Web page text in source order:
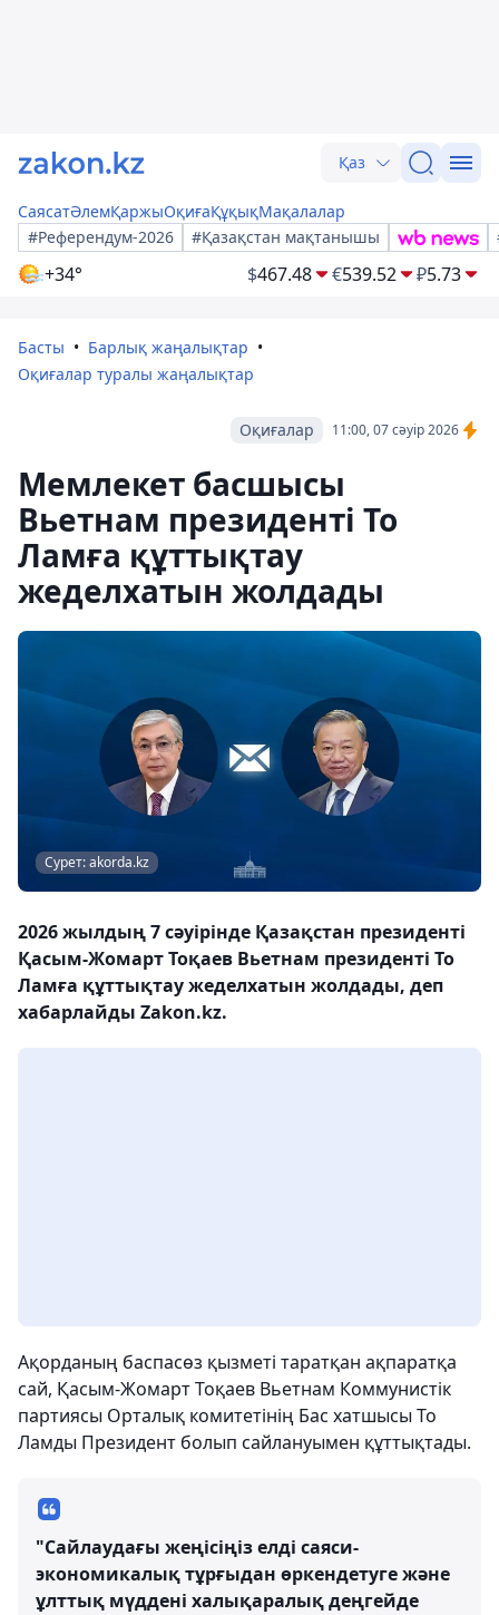
Қаз
СаясатӘлемҚаржыОқиғаҚұқықМақалалар
#Референдум-2026
#Қазақстан мақтанышы
+34° $467.48 €539.52 ₽5.73
Басты
Барлық жаңалықтар
Оқиғалар туралы жаңалықтар
11:00, 07 сәуір 2026
Оқиғалар
Мемлекет басшысы
Вьетнам президенті То
Ламға құттықтау
жеделхатын жолдады
Сурет: akorda.kz
2026 жылдың 7 сәуірінде Қазақстан президенті
Қасым-Жомарт Тоқаев Вьетнам президенті То
Ламға құттықтау жеделхатын жолдады, деп
хабарлайды Zakon.kz.
Ақорданың баспасөз қызметі таратқан ақпаратқа
сай, Қасым-Жомарт Тоқаев Вьетнам Коммунистік
партиясы Орталық комитетінің Бас хатшысы То
Ламды Президент болып сайлануымен құттықтады.
"Сайлаудағы жеңісіңіз елді саяси-
экономикалық тұрғыдан өркендетуге және
ұлттық мүддені халықаралық деңгейде